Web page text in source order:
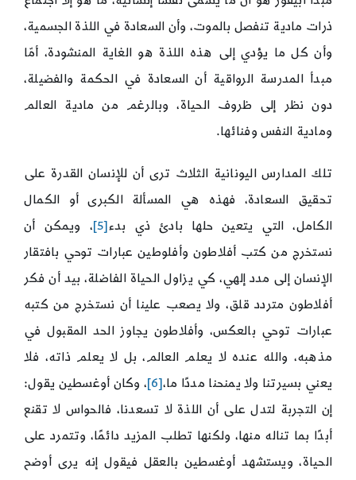
ذرات مادية تنفصل بالموت، وأن السعادة في اللذة الجسمية،
وأن كل ما يؤدي إلى هذه اللذة هو الغاية المنشودة، أمّا
مبدأ المدرسة الرواقية أن السعادة في الحكمة والفضيلة،
دون نظر إلى ظروف الحياة، وبالرغم من مادية العالم
ومادية النفس وفنائها.
تلك المدارس اليونانية الثلاث ترى أن للإنسان القدرة على
تحقيق السعادة، فهذه هي المسألة الكبرى أو الكمال
الكامل، التي يتعين حلها بادئ ذي بدء [5]
، ويمكن أن
نستخرج من كتب أفلاطون وأفلوطين عبارات توحي بافتقار
الإنسان إلى مدد إلهي، كي يزاول الحياة الفاضلة، بيد أن فكر
أفلاطون متردد قلق، ولا يصعب علينا أن نستخرج من كتبه
عبارات توحي بالعكس، وأفلاطون يجاوز الحد المقبول في
مذهبه، والله عنده لا يعلم العالم، بل لا يعلم ذاته، فلا
يعني بسيرتنا ولا يمنحنا مددًا ما،[6]
، وكان أوغسطين يقول:
إن التجربة لتدل على أن اللذة لا تسعدنا، فالحواس لا تقنع
أبدًا بما تناله منها، ولكنها تطلب المزيد دائمًا، وتتمرد على
الحياة، ويستشهد أوغسطين بالعقل فيقول إنه يرى أوضح